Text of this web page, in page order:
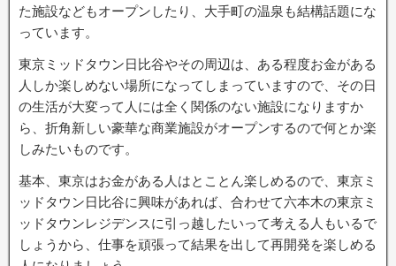
た施設などもオープンしたり、大手町の温泉も結構話題にな
っています。
東京ミッドタウン日比谷やその周辺は、ある程度お金がある
人しか楽しめない場所になってしまっていますので、その日
の生活が大変って人には全く関係のない施設になりますか
ら、折角新しい豪華な商業施設がオープンするので何とか楽
しみたいものです。
基本、東京はお金がある人はとことん楽しめるので、東京ミ
ッドタウン日比谷に興味があれば、合わせて六本木の東京ミ
ッドタウンレジデンスに引っ越したいって考える人もいるで
しょうから、仕事を頑張って結果を出して再開発を楽しめる